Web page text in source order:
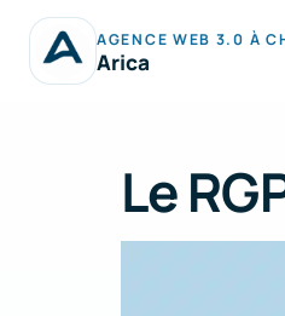
contenu
AGENCE WEB 3.0 À
Arica
Le